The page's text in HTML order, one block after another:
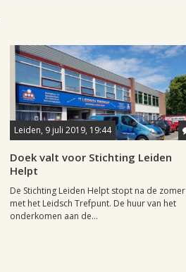
Leiden, 9 juli 2019, 19:44
Doek valt voor Stichting Leiden
Helpt
De Stichting Leiden Helpt stopt na de zomer
met het Leidsch Trefpunt. De huur van het
onderkomen aan de...